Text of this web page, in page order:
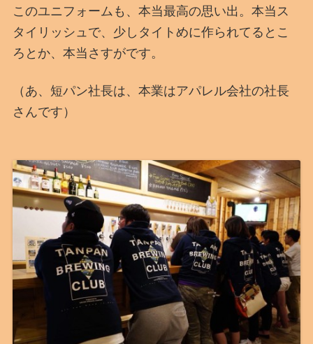
このユニフォームも、本当最高の思い出。本当ス
タイリッシュで、少しタイトめに作られてるとこ
ろとか、本当さすがです。
（あ、短パン社長は、本業はアパレル会社の社長
さんです）